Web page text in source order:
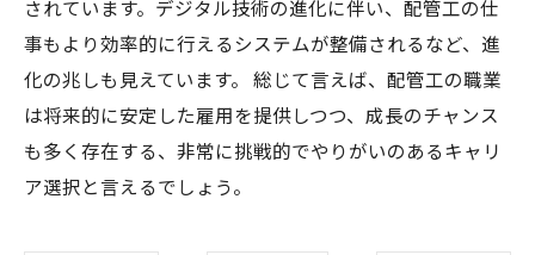
されています。デジタル技術の進化に伴い、配管工の仕
事もより効率的に行えるシステムが整備されるなど、進
化の兆しも見えています。 総じて言えば、配管工の職業
は将来的に安定した雇用を提供しつつ、成長のチャンス
も多く存在する、非常に挑戦的でやりがいのあるキャリ
ア選択と言えるでしょう。